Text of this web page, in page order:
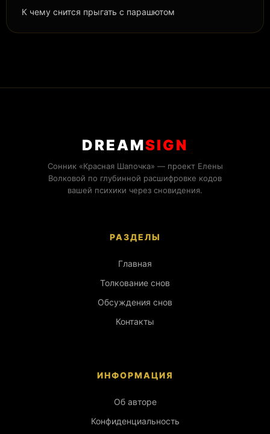
К чему снится прыгать с парашютом
DREAMSIGN
Сонник «Красная Шапочка» — проект Елены
Волковой по глубинной расшифровке кодов
вашей психики через сновидения.
РАЗДЕЛЫ
Главная
Толкование снов
Обсуждения снов
Контакты
ИНФОРМАЦИЯ
Об авторе
Конфиденциальность